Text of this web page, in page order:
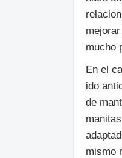
mucho
En el
ido
de
mismo